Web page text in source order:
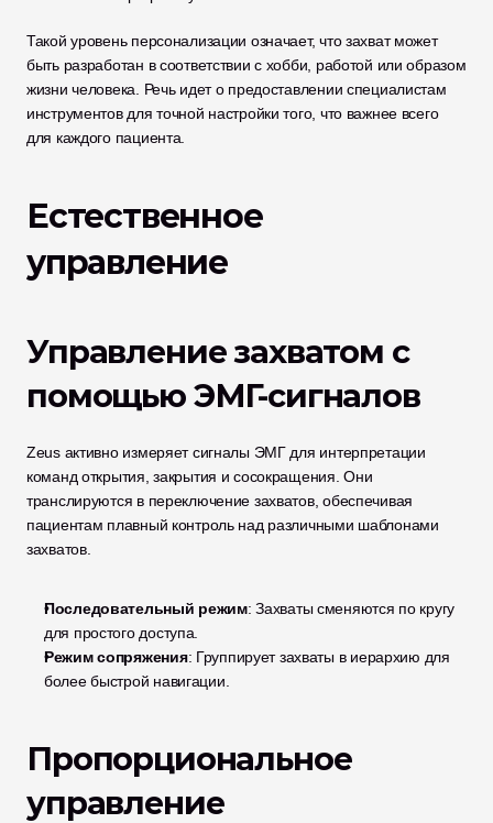
Такой уровень персонализации означает, что захват может
быть разработан в соответствии с хобби, работой или образом
жизни человека. Речь идет о предоставлении специалистам
инструментов для точной настройки того, что важнее всего
для каждого пациента.
Естественное
управление
Управление захватом с
помощью ЭМГ-сигналов
Zeus активно измеряет сигналы ЭМГ для интерпретации
команд открытия, закрытия и сосокращения. Они
транслируются в переключение захватов, обеспечивая
пациентам плавный контроль над различными шаблонами
захватов.
Последовательный режим: Захваты сменяются по кругу
для простого доступа.
Режим сопряжения: Группирует захваты в иерархию для
более быстрой навигации.
Пропорциональное
управление